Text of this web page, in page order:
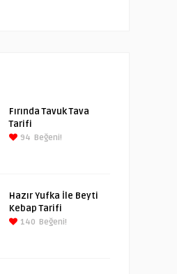
Fırında Tavuk Tava
Tarifi
94 Beğeni!
Hazır Yufka İle Beyti
Kebap Tarifi
140 Beğeni!